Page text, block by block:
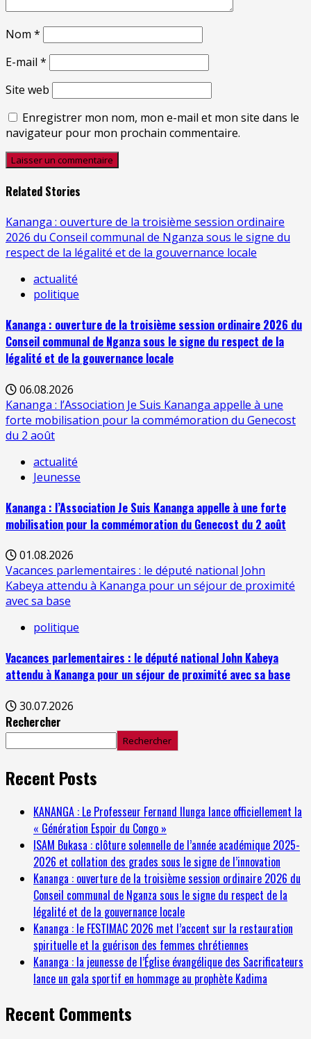
Nom *
E-mail *
Site web
Enregistrer mon nom, mon e-mail et mon site dans le
navigateur pour mon prochain commentaire.
Related Stories
Kananga : ouverture de la troisième session ordinaire
2026 du Conseil communal de Nganza sous le signe du
respect de la légalité et de la gouvernance locale
actualité
politique
Kananga : ouverture de la troisième session ordinaire 2026 du
Conseil communal de Nganza sous le signe du respect de la
légalité et de la gouvernance locale
06.08.2026
Kananga : l’Association Je Suis Kananga appelle à une
forte mobilisation pour la commémoration du Genecost
du 2 août
actualité
Jeunesse
Kananga : l’Association Je Suis Kananga appelle à une forte
mobilisation pour la commémoration du Genecost du 2 août
01.08.2026
Vacances parlementaires : le député national John
Kabeya attendu à Kananga pour un séjour de proximité
avec sa base
politique
Vacances parlementaires : le député national John Kabeya
attendu à Kananga pour un séjour de proximité avec sa base
30.07.2026
Rechercher
Rechercher
Recent Posts
KANANGA : Le Professeur Fernand Ilunga lance officiellement la
« Génération Espoir du Congo »
ISAM Bukasa : clôture solennelle de l’année académique 2025-
2026 et collation des grades sous le signe de l’innovation
Kananga : ouverture de la troisième session ordinaire 2026 du
Conseil communal de Nganza sous le signe du respect de la
légalité et de la gouvernance locale
Kananga : le FESTIMAC 2026 met l’accent sur la restauration
spirituelle et la guérison des femmes chrétiennes
Kananga : la jeunesse de l’Église évangélique des Sacrificateurs
lance un gala sportif en hommage au prophète Kadima
Recent Comments